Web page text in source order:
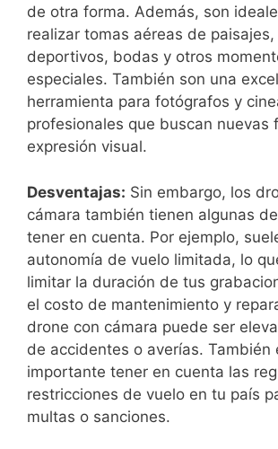
de ⁢otra forma. Además, son​
realizar tomas aéreas de
deportivos, bodas y otros
especiales. También son una
herramienta para fotógrafos y
profesionales que buscan nuevas
expresión visual.
Desventajas: Sin embargo, ​los
cámara también tienen algunas
tener en cuenta. Por ejemplo,
autonomía de vuelo limitada, lo
limitar la ⁤duración de tus
el ⁣costo de mantenimiento y
⁢drone con cámara puede ser
de accidentes​ o ‌averías. También
importante tener en cuenta las
restricciones ‌de vuelo‍ en tu país
multas o sanciones.